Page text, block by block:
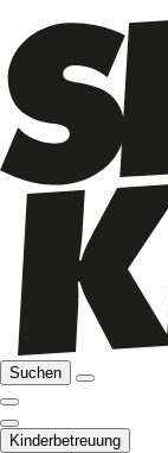
Suchen
Kinderbetreuung